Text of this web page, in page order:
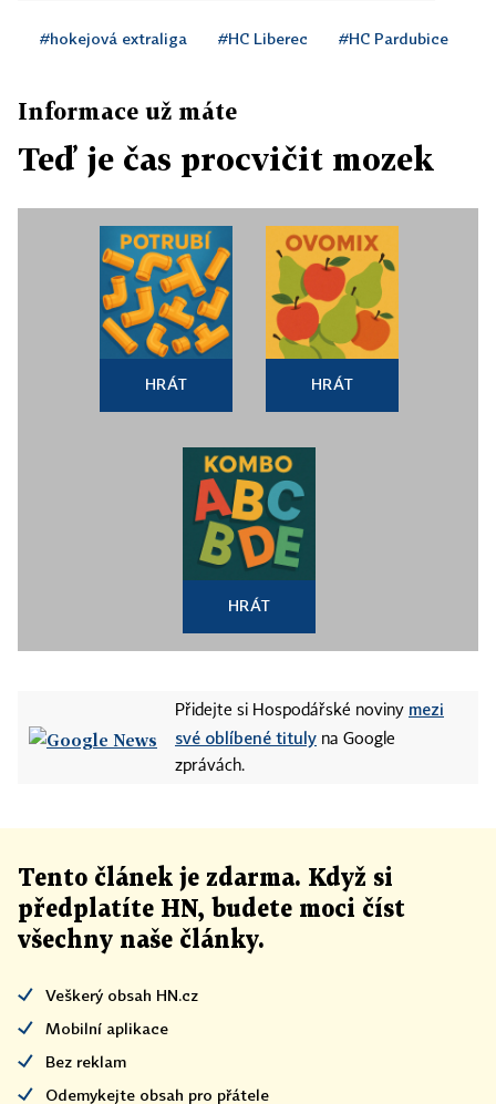
#hokejová extraliga #HC Liberec #HC Pardubice
Informace už máte
Teď je čas procvičit mozek
HRÁT HRÁT
HRÁT
Přidejte si Hospodářské noviny mezi
své oblíbené tituly na Google
zprávách.
Tento článek je zdarma. Když si
předplatíte HN, budete moci číst
všechny naše články.
Veškerý obsah HN.cz
Mobilní aplikace
Bez reklam
Odemykejte obsah pro přátele